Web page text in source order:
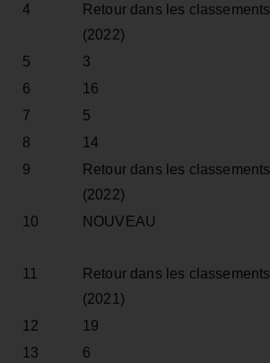
4
Retour dans les classements
(2022)
5 3
6
16
7
5
8
14
9
Retour dans les classements
(2022)
10
NOUVEAU
11
Retour dans les classements
(2021)
12 19
13
6